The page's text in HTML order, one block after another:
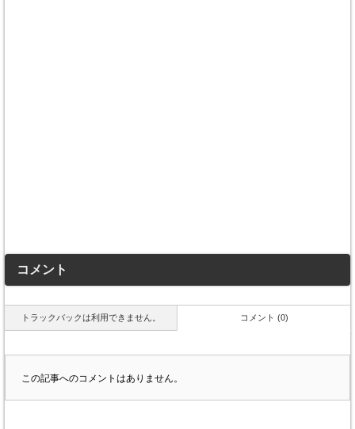
コメント
トラックバックは利用できません。 コメント (0)
この記事へのコメントはありません。